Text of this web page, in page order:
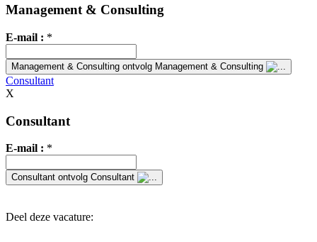
Management & Consulting
E-mail : *
Management & Consulting ontvolg Management & Consulting
Consultant
X
Consultant
E-mail : *
Consultant ontvolg Consultant
Deel deze vacature: